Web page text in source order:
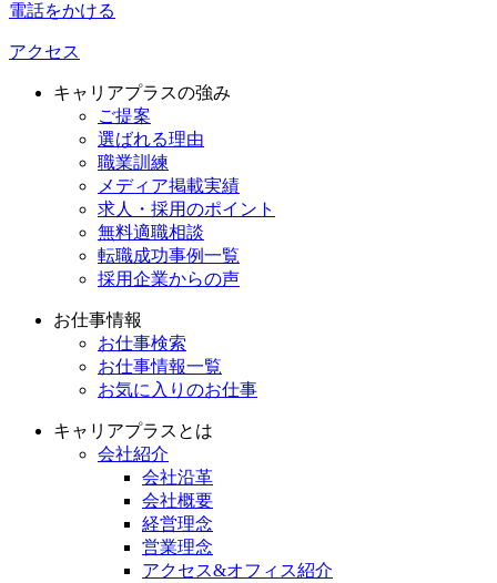
電話をかける
アクセス
キャリアプラスの強み
ご提案
選ばれる理由
職業訓練
メディア掲載実績
求人・採用のポイント
無料適職相談
転職成功事例一覧
採用企業からの声
お仕事情報
お仕事検索
お仕事情報一覧
お気に入りのお仕事
キャリアプラスとは
会社紹介
会社沿革
会社概要
経営理念
営業理念
アクセス&オフィス紹介